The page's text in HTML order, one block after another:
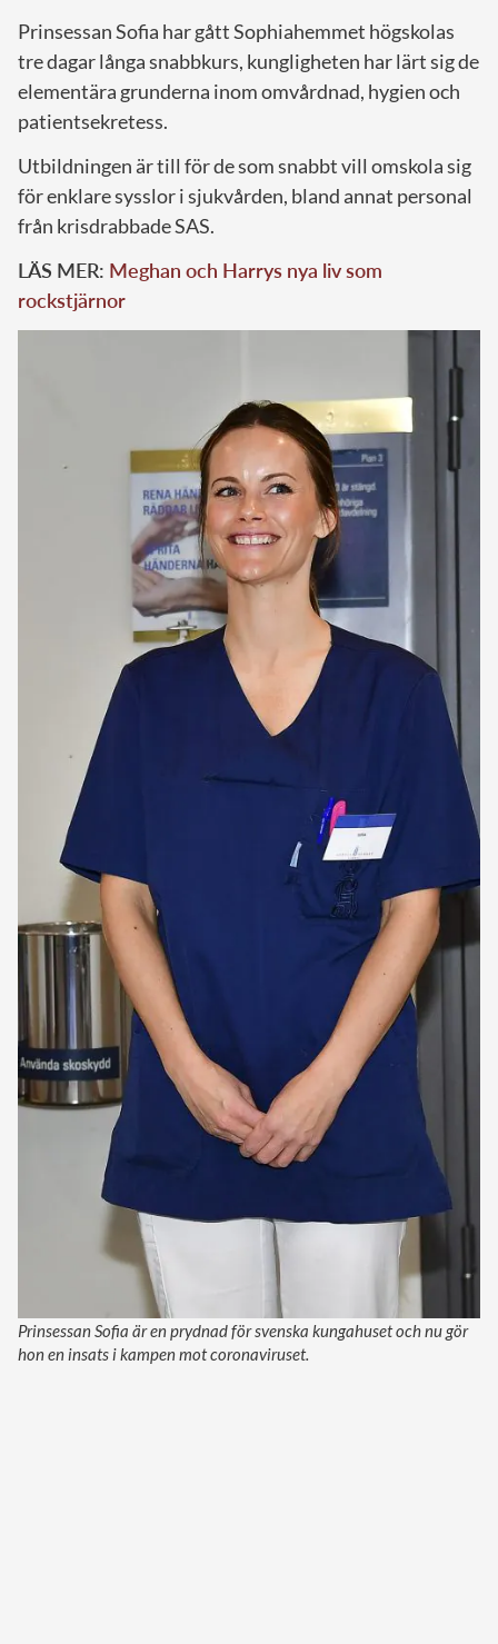
Prinsessan Sofia har gått Sophiahemmet högskolas
tre dagar långa snabbkurs, kungligheten har lärt sig de
elementära grunderna inom omvårdnad, hygien och
patientsekretess.
Utbildningen är till för de som snabbt vill omskola sig
för enklare sysslor i sjukvården, bland annat personal
från krisdrabbade SAS.
LÄS MER: Meghan och Harrys nya liv som
rockstjärnor
Prinsessan Sofia är en prydnad för svenska kungahuset och nu gör
hon en insats i kampen mot coronaviruset.